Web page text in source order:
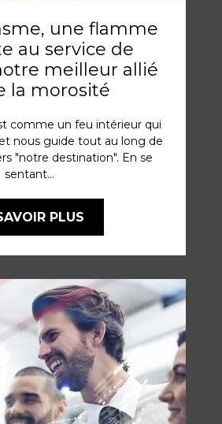
une flamme
au service de
meilleur allié
la morosité
comme un feu intérieur qui
nous guide tout au long de
"notre destination". En se
sentant...
PLUS